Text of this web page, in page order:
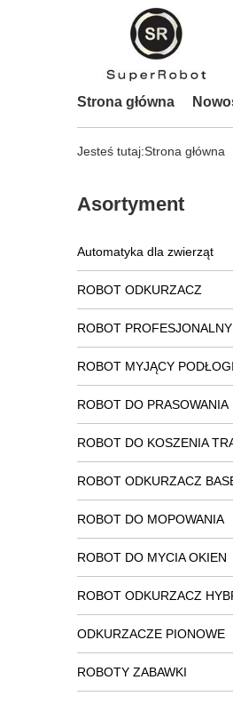
Strona główna
Jesteś tutaj:Strona główna
Asortyment
Automatyka dla zwierząt
ROBOT ODKURZACZ
ROBOT
ROBOT MYJĄCY PODŁOGI
ROBOT DO PRASOWANIA
ROBOT DO KOSZENIA
ROBOT ODKURZACZ
ROBOT DO MOPOWANIA
ROBOT DO MYCIA OKIEN
ROBOT ODKURZACZ
ODKURZACZE PIONOWE
ROBOTY ZABAWKI